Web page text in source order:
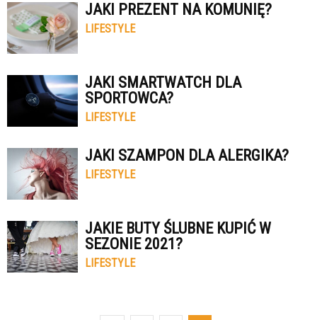
JAKI PREZENT NA KOMUNIĘ?
LIFESTYLE
JAKI SMARTWATCH DLA
SPORTOWCA?
LIFESTYLE
JAKI SZAMPON DLA ALERGIKA?
LIFESTYLE
JAKIE BUTY ŚLUBNE KUPIĆ W
SEZONIE 2021?
LIFESTYLE